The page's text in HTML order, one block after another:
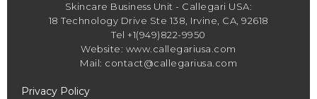
Skincare Business Unit - Callegari USA:
18 Technology Drive Ste 138, Irvine, CA, 92618
Tel +1(949)822-9950
Website: www.callegariusa.com
Mail: contact@callegariusa.com
Privacy Policy